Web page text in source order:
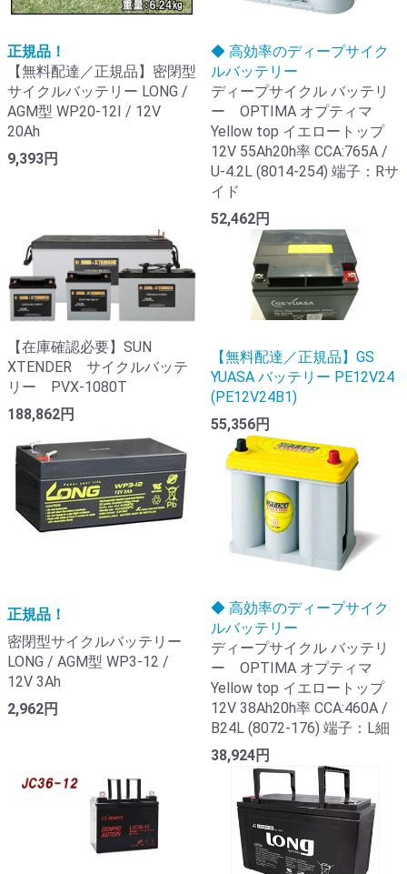
正規品！
【無料配達／正規品】密閉型
サイクルバッテリー LONG /
AGM型 WP20-12I / 12V
20Ah
9,393円
◆ 高効率のディープサイク
ルバッテリー
ディープサイクル バッテリ
ー OPTIMA オプティマ
Yellow top イエロートップ
12V 55Ah20h率 CCA:765A /
U-4.2L (8014-254) 端子：Rサ
イド
52,462円
【在庫確認必要】SUN
XTENDER サイクルバッテ
リー PVX-1080T
188,862円
【無料配達／正規品】GS
YUASA バッテリー PE12V24
(PE12V24B1)
55,356円
正規品！
密閉型サイクルバッテリー
LONG / AGM型 WP3-12 /
12V 3Ah
2,962円
◆ 高効率のディープサイク
ルバッテリー
ディープサイクル バッテリ
ー OPTIMA オプティマ
Yellow top イエロートップ
12V 38Ah20h率 CCA:460A /
B24L (8072-176) 端子：L細
38,924円